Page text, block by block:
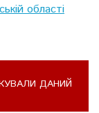
області
ДАНИЙ